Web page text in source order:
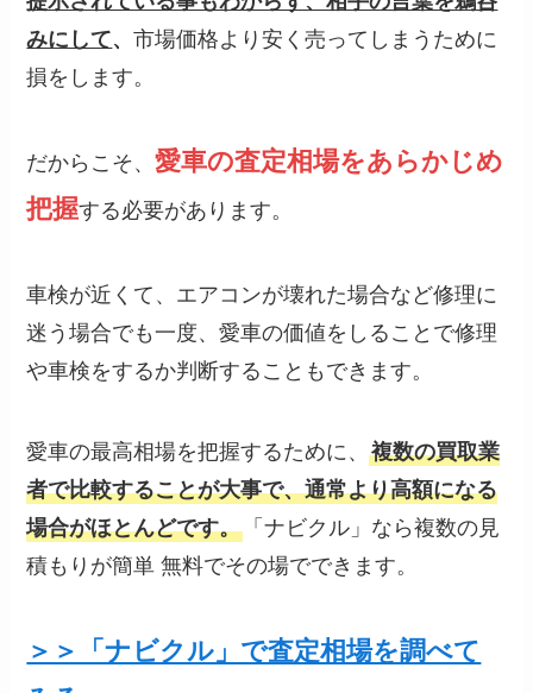
みにして、市場価格より安く売ってしまうために
損をします。
だからこそ、愛車の査定相場をあらかじめ
把握する必要があります。
車検が近くて、エアコンが壊れた場合など修理に
迷う場合でも一度、愛車の価値をしることで修理
や車検をするか判断することもできます。
愛車の最高相場を把握するために、複数の買取業
者で比較することが大事で、通常より高額になる
場合がほとんどです。 「ナビクル」なら複数の見
積もりが簡単 無料でその場でできます。
＞＞「ナビクル」で査定相場を調べて